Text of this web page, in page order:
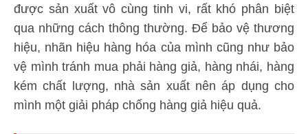
được sản xuất vô cùng tinh vi, rất khó phân biệt
qua những cách thông thường. Để bảo vệ thương
hiệu, nhãn hiệu hàng hóa của mình cũng như bảo
vệ mình tránh mua phải hàng giả, hàng nhái, hàng
kém chất lượng, nhà sản xuất nên áp dụng cho
mình một giải pháp chống hàng giả hiệu quả.